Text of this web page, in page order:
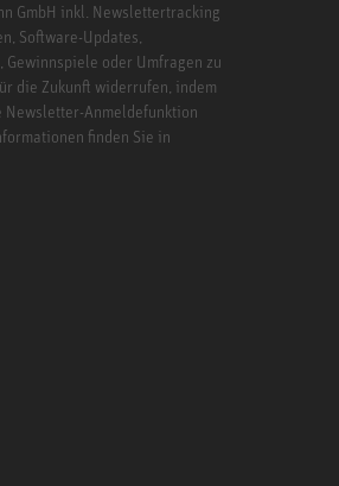
GmbH inkl. Newslettertracking
Software-Updates,
oder Umfragen zu
die Zukunft widerrufen, indem
Anmeldefunktion
finden Sie in